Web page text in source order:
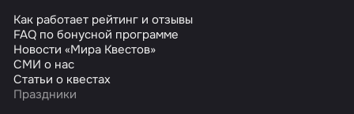
Как работает рейтинг и отзывы
FAQ по бонусной программе
Новости «Мира Квестов»
СМИ о нас
Статьи о квестах
Праздники